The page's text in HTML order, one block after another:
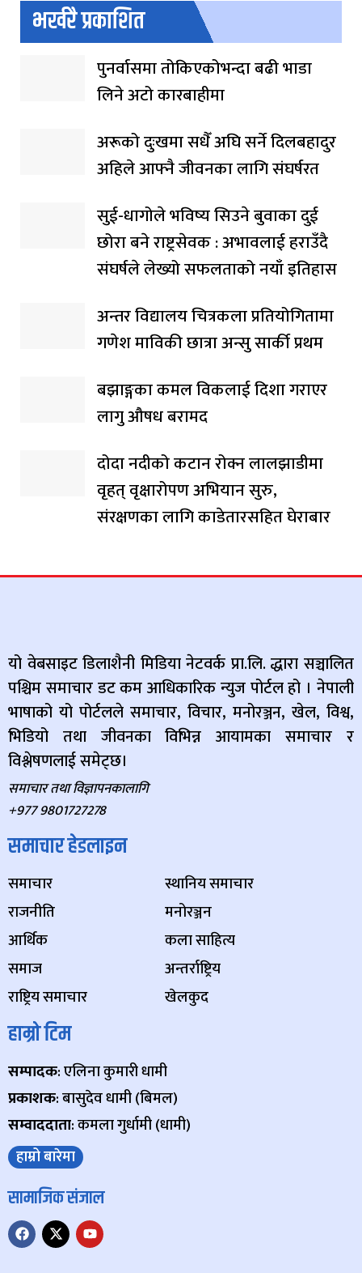
भर्खरै प्रकाशित
पुनर्वासमा तोकिएकोभन्दा बढी भाडा
लिने अटो कारबाहीमा
अरूको दुःखमा सधैँ अघि सर्ने दिलबहादुर
अहिले आफ्नै जीवनका लागि संघर्षरत
सुई-धागोले भविष्य सिउने बुवाका दुई
छोरा बने राष्ट्रसेवक : अभावलाई हराउँदै
संघर्षले लेख्यो सफलताको नयाँ इतिहास
अन्तर विद्यालय चित्रकला प्रतियोगितामा
गणेश माविकी छात्रा अन्सु सार्की प्रथम
बझाङ्गका कमल विकलाई दिशा गराएर
लागु औषध बरामद
दोदा नदीको कटान रोक्न लालझाडीमा
वृहत् वृक्षारोपण अभियान सुरु,
संरक्षणका लागि काडेतारसहित घेराबार
यो वेबसाइट डिलाशैनी मिडिया नेटवर्क प्रा.लि. द्धारा सञ्चालित
पश्चिम समाचार डट कम आधिकारिक न्युज पोर्टल हो । नेपाली
भाषाको यो पोर्टलले समाचार, विचार, मनोरञ्जन, खेल, विश्व,
भिडियो तथा जीवनका विभिन्न आयामका समाचार र
विश्लेषणलाई समेट्छ।
समाचार तथा विज्ञापनकालागि
+977 9801727278
समाचार हेडलाइन
समाचार
राजनीति
आर्थिक
समाज
राष्ट्रिय समाचार
स्थानिय समाचार
मनोरञ्जन
कला साहित्य
अन्तर्राष्ट्रिय
खेलकुद
हाम्रो टिम
सम्पादक: एलिना कुमारी धामी
प्रकाशक: बासुदेव धामी (बिमल)
सम्वाददाता: कमला गुर्धामी (धामी)
हाम्रो बारेमा
सामाजिक संजाल